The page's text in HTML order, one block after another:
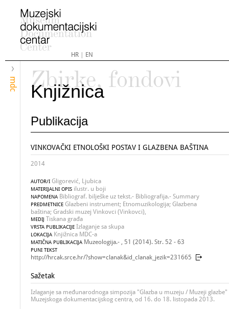
HR| EN
mdc
Zbirke, fondovi
Knjižnica
Publikacija
VINKOVAČKI ETNOLOŠKI POSTAV I GLAZBENA BAŠTINA
2014
AUTOR/I Gligorević, Ljubica
MATERIJALNI OPIS ilustr. u boji
NAPOMENA Bibliograf. bilješke uz tekst.- Bibliografija.- Summary
PREDMETNICE Glazbeni instrument; Etnomuzikologija; Glazbena
baština; Gradski muzej Vinkovci (Vinkovci),
MEDIJ Tiskana građa
VRSTA PUBLIKACIJE Izlaganje sa skupa
LOKACIJA Knjižnica MDC-a
MATIČNA PUBLIKACIJA Muzeologija.- , 51 (2014). Str. 52 - 63
PUNI TEKST
http://hrcak.srce.hr/?show=clanak&id_clanak_jezik=231665
Sažetak
Izlaganje sa međunarodnoga simpozija "Glazba u muzeju / Muzeji
Muzejskoga dokumentacijskog centra, od 16. do 18. listopada 2013.